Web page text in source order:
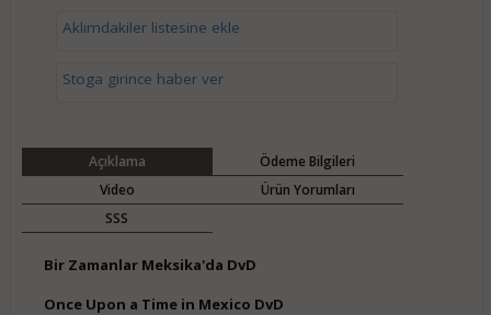
Aklımdakiler listesine ekle
Stoga girince haber ver
Açıklama
Ödeme Bilgileri
Video
Ürün Yorumları
SSS
Bir Zamanlar Meksika'da DvD
Once Upon a Time in Mexico DvD